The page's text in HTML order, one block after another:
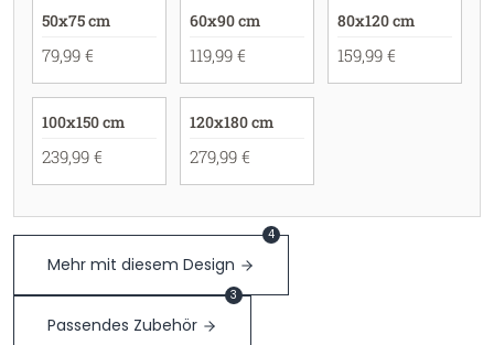
50x75 cm
79,99 €
60x90 cm
119,99 €
80x120 cm
159,99 €
100x150 cm
239,99 €
120x180 cm
279,99 €
Mehr mit diesem Design
4
Passendes Zubehör
3